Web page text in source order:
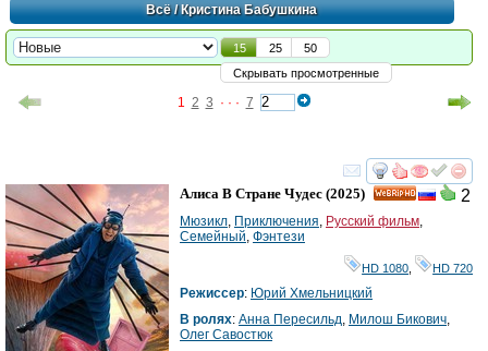
Всё/ Кристина Бабушкина
15 25
50
Скрывать просмотренные
1 2 3 · · · 7
смотреть
2
Алиса В Стране Чудес (2025)
Мюзикл Приключения Русский фильм
Семейный Фэнтези
HD 1080 HD 720
Режиссер: Юрий Хмельницкий
В ролях: Анна Пересильд Милош Бикович
Олег Савостюк